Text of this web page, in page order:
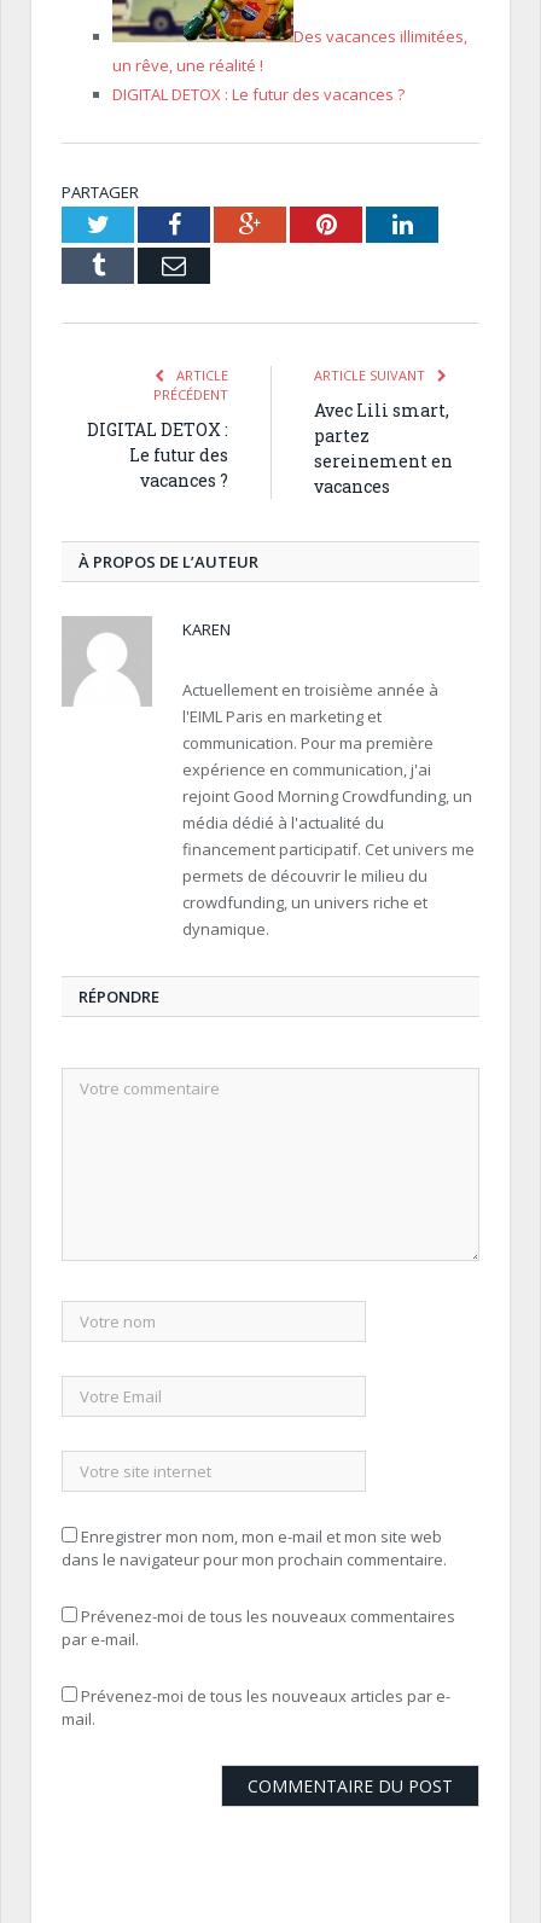
Des vacances illimitées,
un rêve, une réalité !
DIGITAL DETOX : Le futur des vacances ?
PARTAGER
TwitterFacebookGoogle+PinterestLinkedIn
Tumblr Email
ARTICLE
PRÉCÉDENT
DIGITAL DETOX :
Le futur des
vacances ?
ARTICLE SUIVANT
Avec Lili smart,
partez
sereinement en
vacances
À PROPOS DE L’AUTEUR
KAREN
Actuellement en troisième année à
l'EIML Paris en marketing et
communication. Pour ma première
expérience en communication, j'ai
rejoint Good Morning Crowdfunding, un
média dédié à l'actualité du
financement participatif. Cet univers me
permets de découvrir le milieu du
crowdfunding, un univers riche et
dynamique.
RÉPONDRE
Enregistrer mon nom, mon e-mail et mon site web
dans le navigateur pour mon prochain commentaire.
Prévenez-moi de tous les nouveaux commentaires
par e-mail.
Prévenez-moi de tous les nouveaux articles par e-
mail.